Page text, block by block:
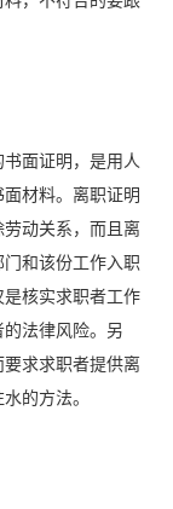
面证明，是用人
材料。离职证明
动关系，而且离
和该份工作入职
核实求职者工作
法律风险。另
求求职者提供离
的方法。